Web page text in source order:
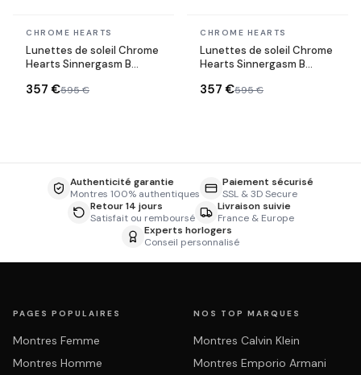
En stock
CHROME HEARTS
Lunettes de soleil Chrome
Hearts Sinnergasm B
357 €595 €
En stock
CHROME HEARTS
Lunettes de soleil Chrome
Hearts Sinnergasm B
357 €595 €
Authenticité garantie
Montres 100% authentiques
Paiement sécurisé
SSL & 3D Secure
Retour 14 jours
Satisfait ou remboursé
Livraison suivie
France & Europe
Experts horlogers
Conseil personnalisé
PAGES POPULAIRES
Montres Femme
Montres Homme
NOS TOP MARQUES
Montres Calvin Klein
Montres Emporio Armani